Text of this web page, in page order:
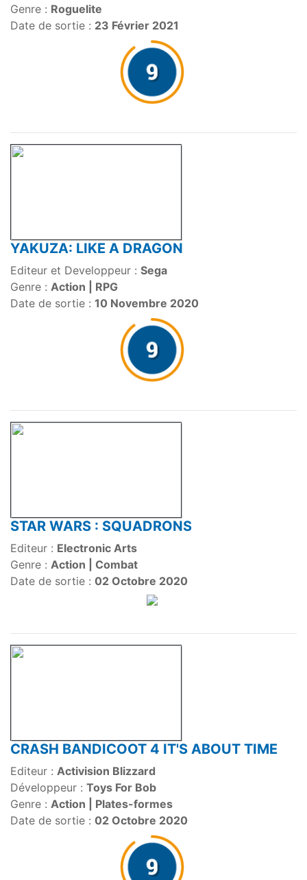
Genre : Roguelite
Date de sortie : 23 Février 2021
YAKUZA: LIKE A DRAGON
Editeur et Developpeur : Sega
Genre : Action | RPG
Date de sortie : 10 Novembre 2020
STAR WARS : SQUADRONS
Editeur : Electronic Arts
Genre : Action | Combat
Date de sortie : 02 Octobre 2020
CRASH BANDICOOT 4 IT'S ABOUT TIME
Editeur : Activision Blizzard
Développeur : Toys For Bob
Genre : Action | Plates-formes
Date de sortie : 02 Octobre 2020